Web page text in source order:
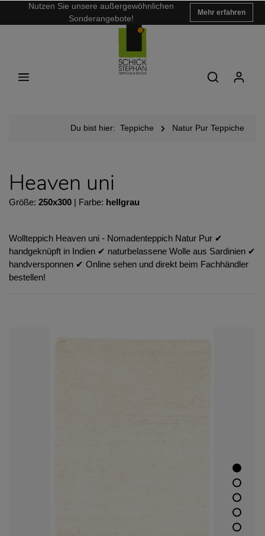
Nutzen Sie unsere außergewöhnlichen
Sonderangebote!
Mehr erfahren
Du bist hier: Teppiche Natur Pur Teppiche
Heaven uni
Größe: 250x300 | Farbe: hellgrau
Wollteppich Heaven uni - Nomadenteppich Natur Pur ✔︎
handgeknüpft in Indien ✔︎ naturbelassene Wolle aus Sardinien ✔︎
handversponnen ✔︎ Online sehen und direkt beim Fachhändler
bestellen!